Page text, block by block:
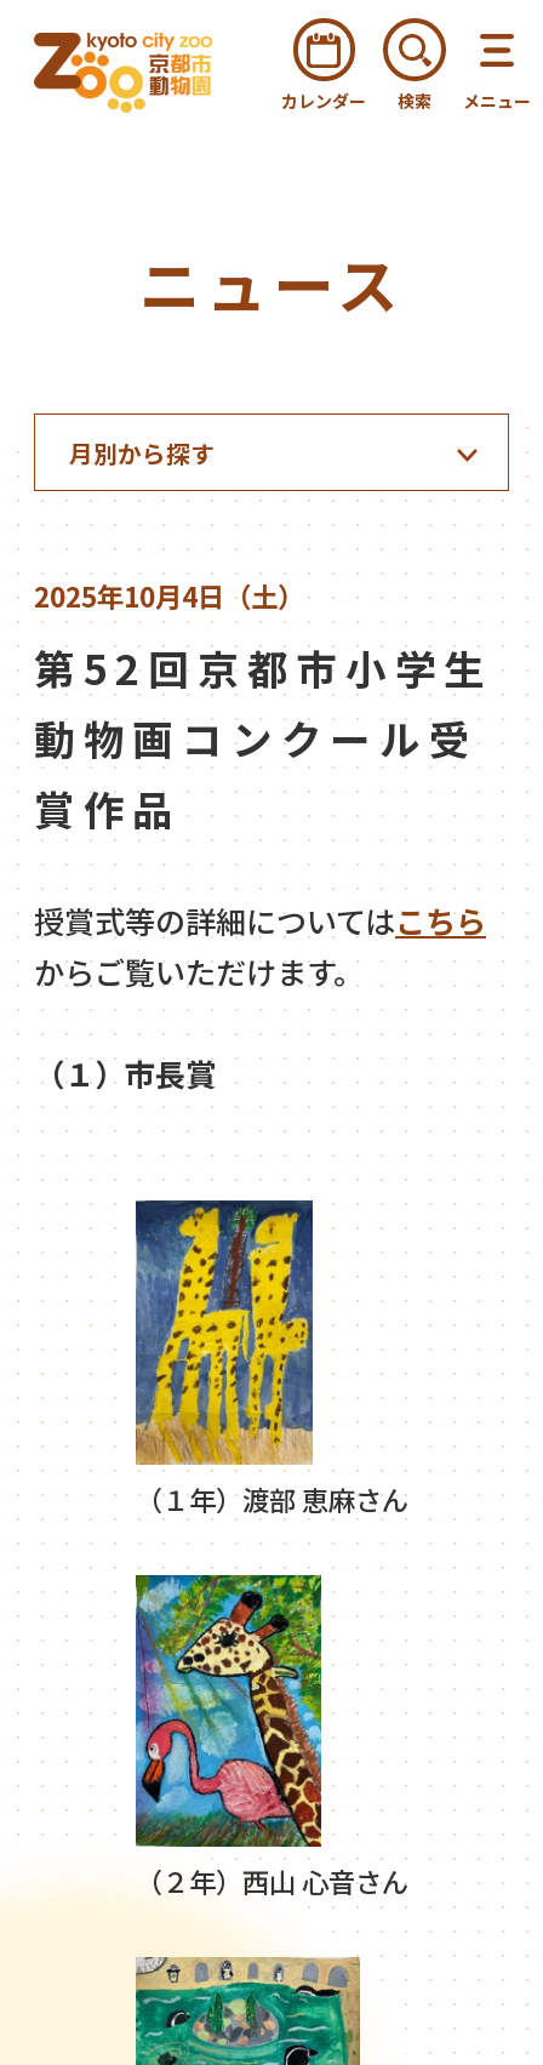
カレンダー 検索 メニュー
ニュース
2025年10月4日（土）
第52回京都市小学生
動物画コンクール受
賞作品
授賞式等の詳細についてはこちら
からご覧いただけます。
（１）市長賞
（１年）渡部 恵麻さん
（２年）西山 心音さん